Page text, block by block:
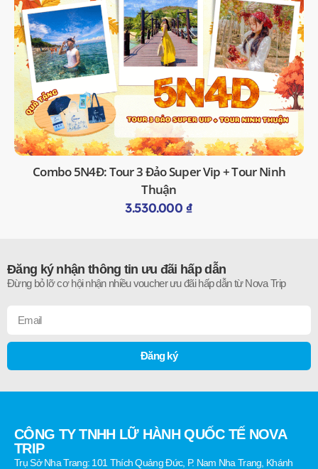
Combo 5N4Đ: Tour 3 Đảo Super Vip + Tour Ninh
Thuận
3.530.000₫
Đăng ký nhận thông tin ưu đãi hấp dẫn
Đừng bỏ lỡ cơ hội nhận nhiều voucher ưu đãi hấp dẫn từ Nova Trip
Đăng ký
CÔNG TY TNHH LỮ HÀNH QUỐC TẾ NOVA
TRIP
Trụ Sở Nha Trang: 101 Thích Quảng Đức, P. Nam Nha Trang, Khánh